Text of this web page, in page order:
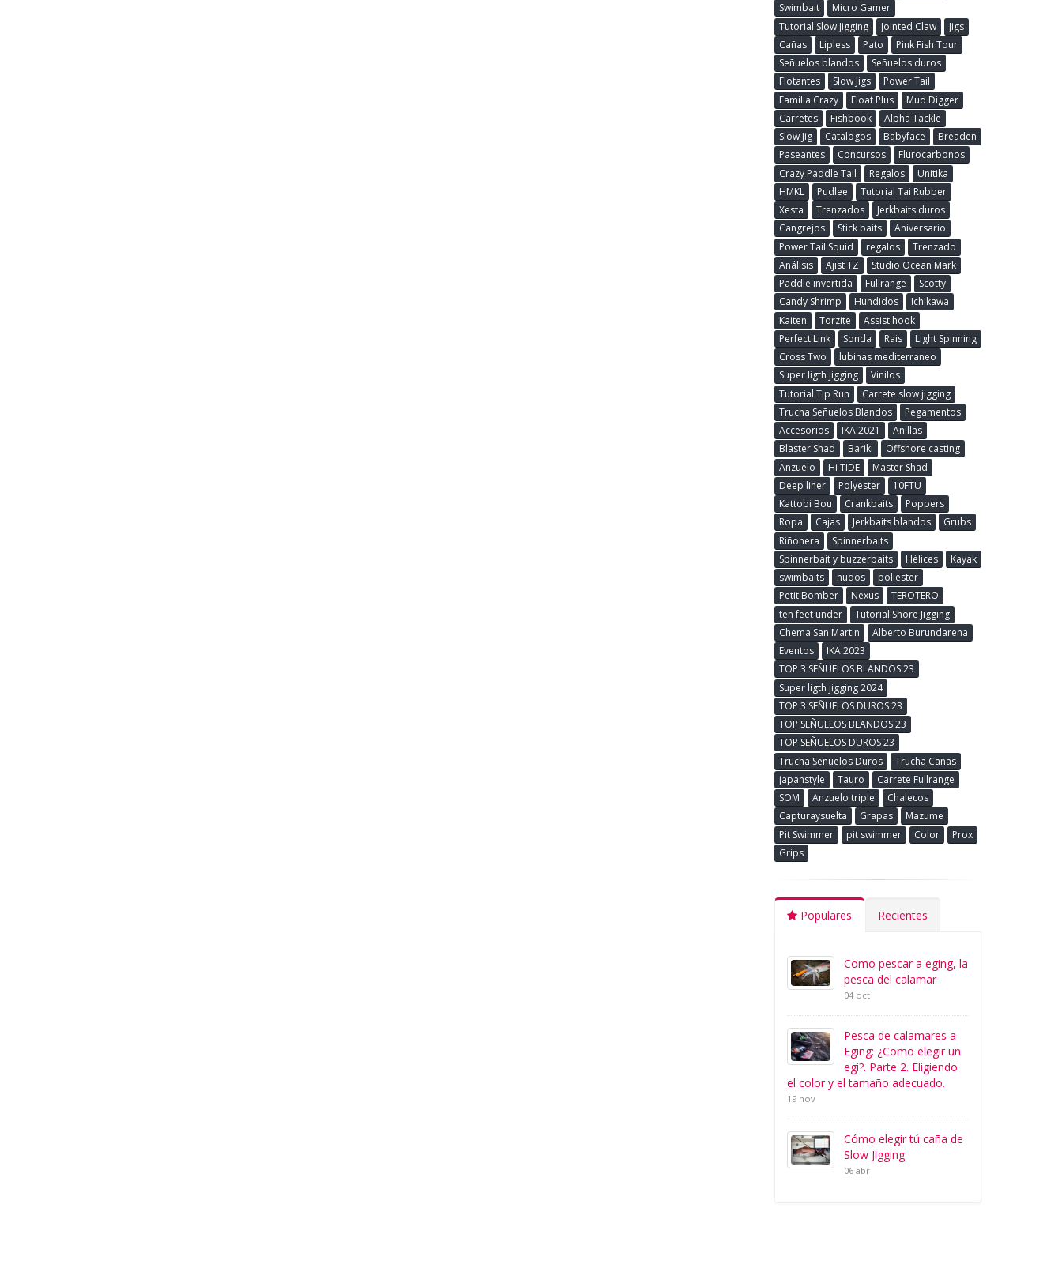
Swimbait
Micro Gamer
Tutorial Slow Jigging
Jointed Claw
Jigs
Cañas
Lipless Pato
Pink Fish Tour
Señuelos blandos
Señuelos duros
Flotantes
Slow Jigs
Power Tail
Familia Crazy
Float Plus
Mud Digger
Carretes
Fishbook
Alpha Tackle
Slow Jig
Catalogos Babyface
Breaden
Paseantes
Concursos
Flurocarbonos
Crazy Paddle Tail
Regalos
Unitika
HMKL
Pudlee
Tutorial Tai Rubber
Xesta
Trenzados
Jerkbaits duros
Cangrejos
Stick baits
Aniversario
Power Tail Squid
regalos
Trenzado
Análisis
Ajist TZ
Studio Ocean Mark
Paddle invertida
Fullrange
Scotty
Candy Shrimp
Hundidos
Ichikawa
Kaiten
Torzite
Assist hook
Perfect Link
Sonda Rais
Light Spinning
Cross Two
lubinas mediterraneo
Super ligth jigging
Vinilos
Tutorial Tip Run
Carrete slow jigging
Trucha Señuelos Blandos
Pegamentos
Accesorios
IKA 2021
Anillas
Blaster Shad
Bariki
Offshore casting
Anzuelo
Hi TIDE
Master Shad
Deep liner
Polyester
10FTU
Kattobi Bou
Crankbaits
Poppers
Ropa
Cajas Jerkbaits blandos
Grubs
Riñonera
Spinnerbaits
Spinnerbait y buzzerbaits
Hèlices
Kayak
swimbaits
nudos
poliester
Petit Bomber
Nexus
TEROTERO
ten feet under
Tutorial Shore Jigging
Chema San Martin
Alberto Burundarena
Eventos
IKA 2023
TOP 3 SEÑUELOS BLANDOS 23
Super ligth jigging 2024
TOP 3 SEÑUELOS DUROS 23
TOP SEÑUELOS BLANDOS 23
TOP SEÑUELOS DUROS 23
Trucha Señuelos Duros
Trucha Cañas
japanstyle
Tauro
Carrete Fullrange
SOM
Anzuelo triple
Chalecos
Capturaysuelta
Grapas
Mazume
Pit Swimmer
pit swimmer Color
Prox
Grips
Populares Recientes
Como pescar a eging, la
pesca del calamar
04 oct
Pesca de calamares a
Eging: ¿Como elegir un
egi?. Parte 2. Eligiendo
el color y el tamaño adecuado.
19 nov
Cómo elegir tú caña de
Slow Jigging
06 abr